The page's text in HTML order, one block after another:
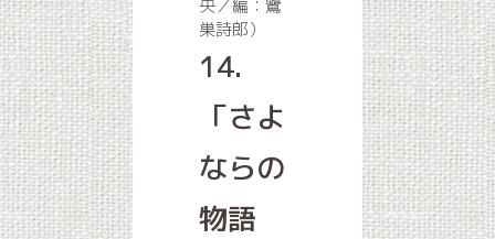
央／編：鷺
巣詩郎）
14.
「さよ
ならの
物語